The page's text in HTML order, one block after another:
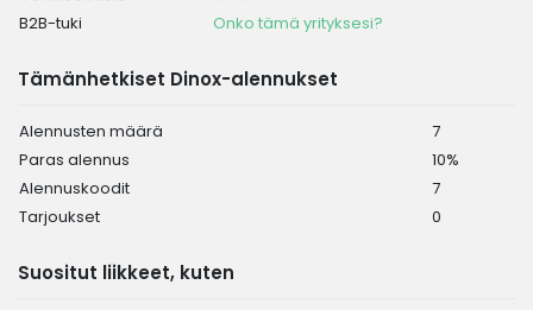
B2B-tuki
Onko tämä yrityksesi?
Tämänhetkiset Dinox-alennukset
Alennusten määrä
7
Paras alennus
10%
Alennuskoodit
7
Tarjoukset
0
Suositut liikkeet, kuten